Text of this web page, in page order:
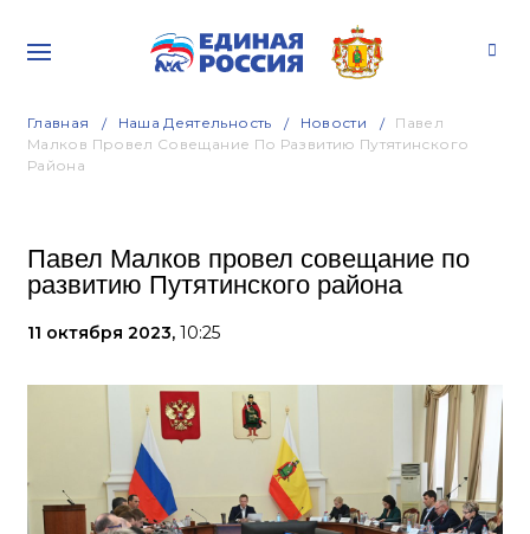
Главная Наша Деятельность Новости
Павел
Малков Провел Совещание По Развитию Путятинского
Района
Павел Малков провел совещание по
развитию Путятинского района
11 октября 2023, 10:25